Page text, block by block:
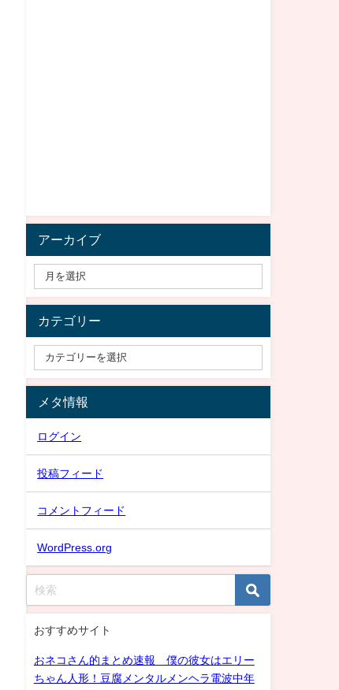
アーカイブ
カテゴリー
メタ情報
ログイン
投稿フィード
コメントフィード
WordPress.org
おすすめサイト
おネコさん的まとめ速報 僕の彼女はエリー
ちゃん人形！豆腐メンタルメンヘラ電波中年